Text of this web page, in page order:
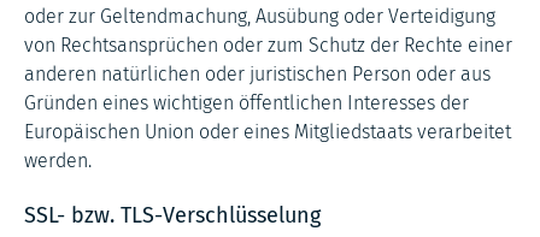
oder zur Geltendmachung, Ausübung oder Verteidigung
von Rechtsansprüchen oder zum Schutz der Rechte einer
anderen natürlichen oder juristischen Person oder aus
Gründen eines wichtigen öffentlichen Interesses der
Europäischen Union oder eines Mitgliedstaats verarbeitet
werden.
SSL- bzw. TLS-Verschlüsselung